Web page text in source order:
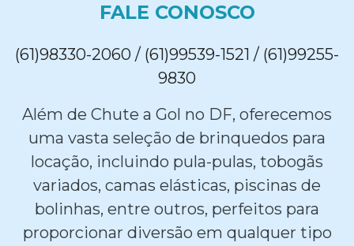
FALE CONOSCO
(61)98330-2060 / (61)99539-1521 / (61)99255-
9830
Além de Chute a Gol no DF, oferecemos
uma vasta seleção de brinquedos para
locação, incluindo pula-pulas, tobogãs
variados, camas elásticas, piscinas de
bolinhas, entre outros, perfeitos para
proporcionar diversão em qualquer tipo